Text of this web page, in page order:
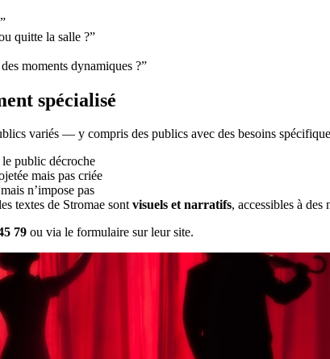
quitte la salle ?”
moments dynamiques ?”
spécialisé
variés — y compris des publics avec des besoins
public décroche
mais pas criée
n’impose pas
textes de Stromae sontvisuels et narratifs, accessibles à
79 ou via le formulaire sur leur site.